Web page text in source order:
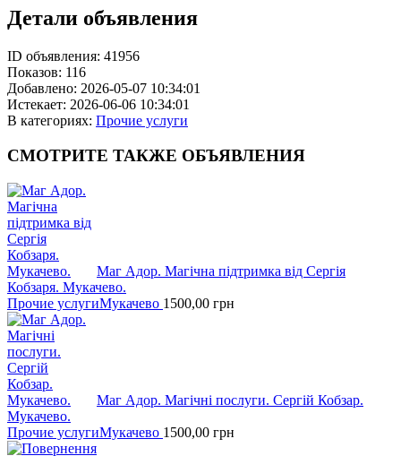
Детали объявления
ID объявления: 41956
Показов: 116
Добавлено: 2026-05-07 10:34:01
Истекает: 2026-06-06 10:34:01
В категориях: Прочие услуги
СМОТРИТЕ ТАКЖЕ ОБЪЯВЛЕНИЯ
Маг Адор. Магічна підтримка від Сергія
Кобзаря. Мукачево.
Прочие услугиМукачево 1500,00 грн
Маг Адор. Магічні послуги. Сергій Кобзар.
Мукачево.
Прочие услугиМукачево 1500,00 грн